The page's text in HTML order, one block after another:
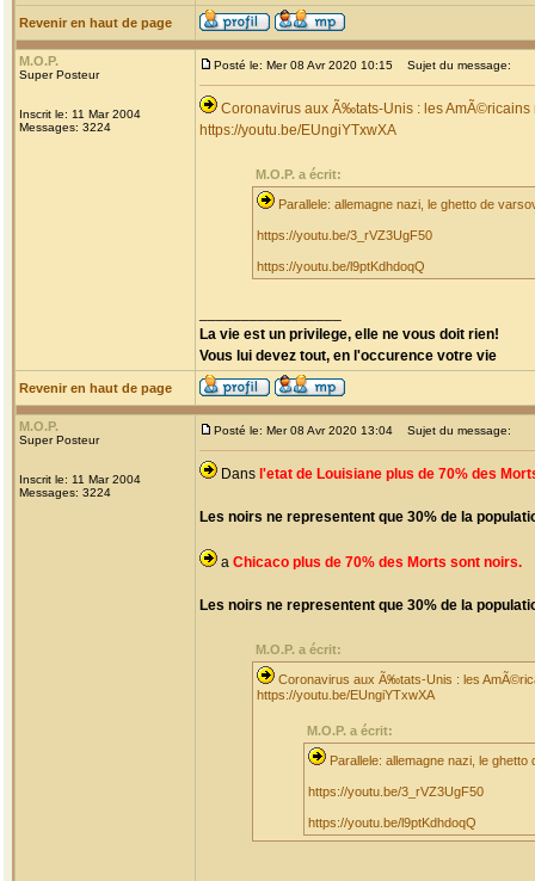
Revenir en haut de page
M.O.P.
Super Posteur
Inscrit le: 11 Mar 2004
Messages: 3224
Posté le: Mer 08 Avr 2020 10:15 Sujet du message:
Coronavirus aux Ã‰tats-Unis : les
https://youtu.be/EUngiYTxwXA
M.O.P. a écrit:
Parallele: allemagne nazi, le ghetto de
https://youtu.be/3_rVZ3UgF50
https://youtu.be/l9ptKdhdoqQ
La vie est un privilege, elle ne vous doit rien!
Vous lui devez tout, en l'occurence votre vie
Revenir en haut de page
M.O.P.
Super Posteur
Inscrit le: 11 Mar 2004
Messages: 3224
Posté le: Mer 08 Avr 2020 13:04 Sujet du message:
Dans l'etat de Louisiane plus de 70% des
Les noirs ne representent que 30% de la
a Chicaco plus de 70% des Morts sont noirs.
Les noirs ne representent que 30% de la
M.O.P. a écrit:
Coronavirus aux Ã‰tats-Unis : les
https://youtu.be/EUngiYTxwXA
M.O.P. a écrit:
Parallele: allemagne nazi, le ghetto
https://youtu.be/3_rVZ3UgF50
https://youtu.be/l9ptKdhdoqQ